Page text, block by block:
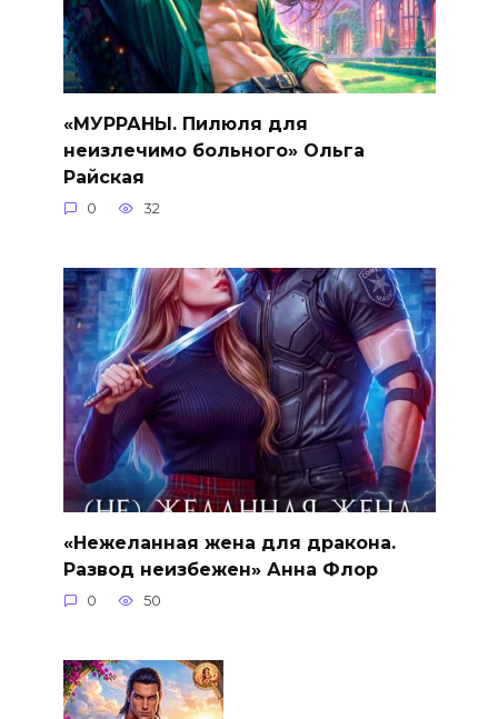
«МУРРАНЫ. Пилюля для
неизлечимо больного» Ольга
Райская
0 32
«Нежеланная жена для дракона.
Развод неизбежен» Анна Флор
0 50